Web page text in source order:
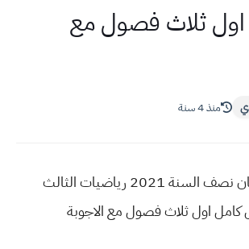
اول ثلاث فصول مع
منذ 4 سنة
اسئلة مهمة لامتحان نصف السنة 2021 رياضيات الثالث
كامل اول ثلاث فصول مع الاجوبة